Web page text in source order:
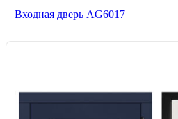
Входная дверь AG6017